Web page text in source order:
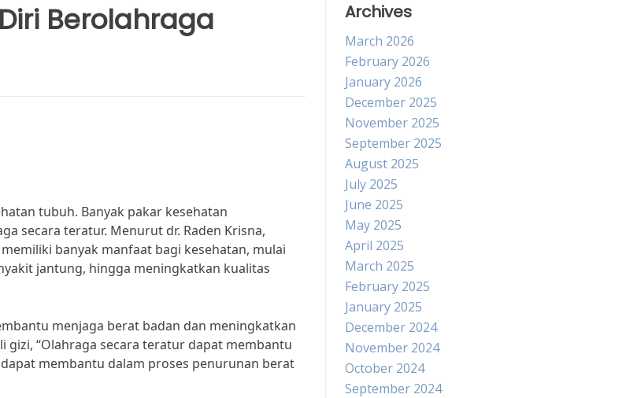
Berolahraga
tubuh. Banyak pakar kesehatan
secara teratur. Menurut dr. Raden Krisna,
banyak manfaat bagi kesehatan, mulai
jantung, hingga meningkatkan kualitas
menjaga berat badan dan meningkatkan
“Olahraga secara teratur dapat membantu
membantu dalam proses penurunan berat
Archives
March 2026
February 2026
January 2026
December 2025
November 2025
September 2025
August 2025
July 2025
June 2025
May 2025
April 2025
March 2025
February 2025
January 2025
December 2024
November 2024
October 2024
September 2024